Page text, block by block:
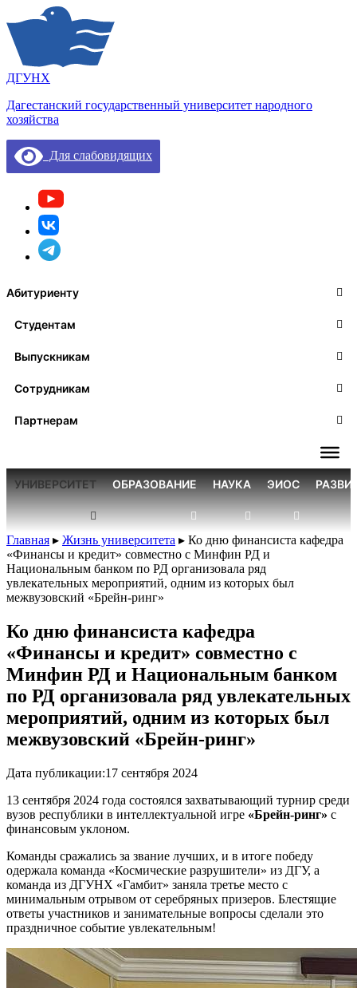
ДГУНХ
Дагестанский государственный университет народного
хозяйства
Для слабовидящих
Абитуриенту
Студентам
Выпускникам
Сотрудникам
Партнерам
УНИВЕРСИТЕТ ОБРАЗОВАНИЕ НАУКА ЭИОС
Главная ▸ Жизнь университета ▸ Ко дню финансиста кафедра
«Финансы и кредит» совместно с Минфин РД и
Национальным банком по РД организовала ряд
увлекательных мероприятий, одним из которых был
межвузовский «Брейн-ринг»
Ко дню финансиста кафедра
«Финансы и кредит» совместно с
Минфин РД и Национальным банком
по РД организовала ряд увлекательных
мероприятий, одним из которых был
межвузовский «Брейн-ринг»
Дата публикации:17 сентября 2024
13 сентября 2024 года состоялся захватывающий турнир среди
вузов республики в интеллектуальной игре «Брейн-ринг» с
финансовым уклоном.
Команды сражались за звание лучших, и в итоге победу
одержала команда «Космические разрушители» из ДГУ, а
команда из ДГУНХ «Гамбит» заняла третье место с
минимальным отрывом от серебряных призеров. Блестящие
ответы участников и занимательные вопросы сделали это
праздничное событие увлекательным!